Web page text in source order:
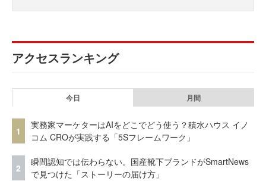
アクセスランキング
今日 月間
1
実務家マーケターはAIをどこでどう使う？積水ハウス イノ
コム CROが実践する「5Sフレームワーク」
2
瞬間認知では伝わらない。国産靴下ブランドがSmartNews
で見つけた「ストーリーの届け方」